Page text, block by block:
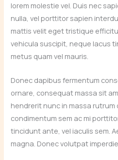
lorem molestie vel. Duis nec
nulla, vel porttitor sapien
mattis velit eget tristique
vehicula suscipit, neque lacus
metus quam vel mauris.
Donec dapibus fermentum
ornare, consequat massa sit
hendrerit nunc in massa rutrum
condimentum sem ac mi
tincidunt ante, vel iaculis sem.
magna. Donec volutpat